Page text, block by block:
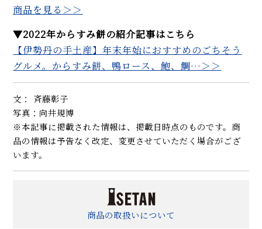
商品を見る＞＞
▼2022年からすみ餅の紹介記事はこちら
【伊勢丹の手土産】年末年始におすすめのごちそう
グルメ。からすみ餅、鴨ロース、鮑、鯛…＞＞
文： 斉藤彰子
写真：向井規博
※本記事に掲載された情報は、掲載日時点のものです。商
品の情報は予告なく改定、変更させていただく場合がござ
います。
商品の取扱いについて